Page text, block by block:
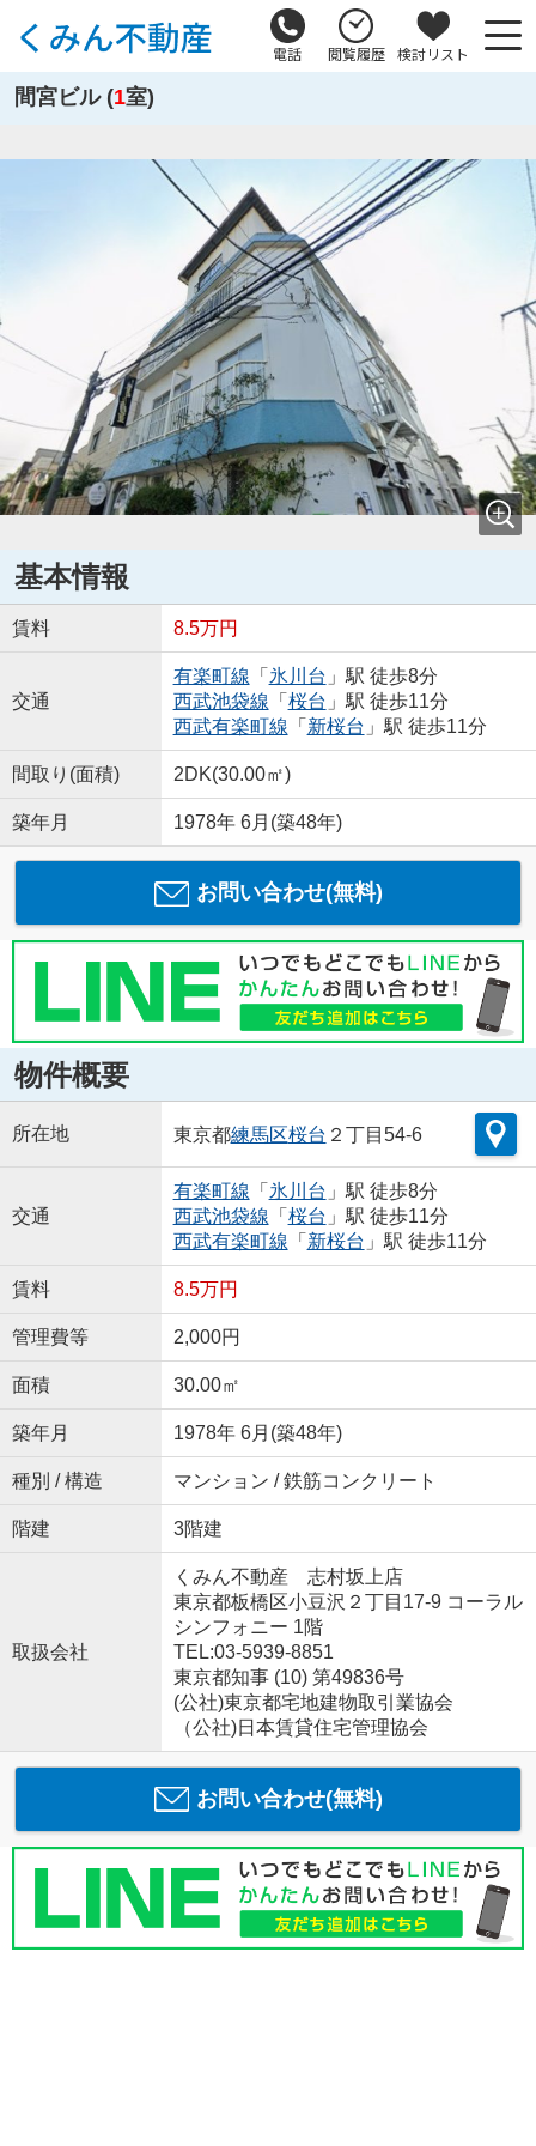
電話 閲覧履歴 検討リスト
間宮ビル (1室)
基本情報
賃料 8.5万円
交通
有楽町線 「 氷川台 」駅 徒歩8分
西武池袋線 「 桜台 」駅 徒歩11分
西武有楽町線 「 新桜台 」駅 徒歩11分
間取り(面積) 2DK(30.00㎡)
築年月 1978年 6月(築48年)
お問い合わせ(無料)
物件概要
所在地 東京都練馬区桜台 ２丁目54-6
交通
有楽町線 「 氷川台 」駅 徒歩8分
西武池袋線 「 桜台 」駅 徒歩11分
西武有楽町線 「 新桜台 」駅 徒歩11分
賃料 8.5万円
管理費等 2,000円
面積 30.00㎡
築年月 1978年 6月(築48年)
種別 / 構造 マンション / 鉄筋コンクリート
階建 3階建
取扱会社
くみん不動産 志村坂上店
東京都板橋区小豆沢２丁目17-9 コーラル
シンフォニー 1階
TEL:03-5939-8851
東京都知事 (10) 第49836号
(公社)東京都宅地建物取引業協会
（公社)日本賃貸住宅管理協会
お問い合わせ(無料)